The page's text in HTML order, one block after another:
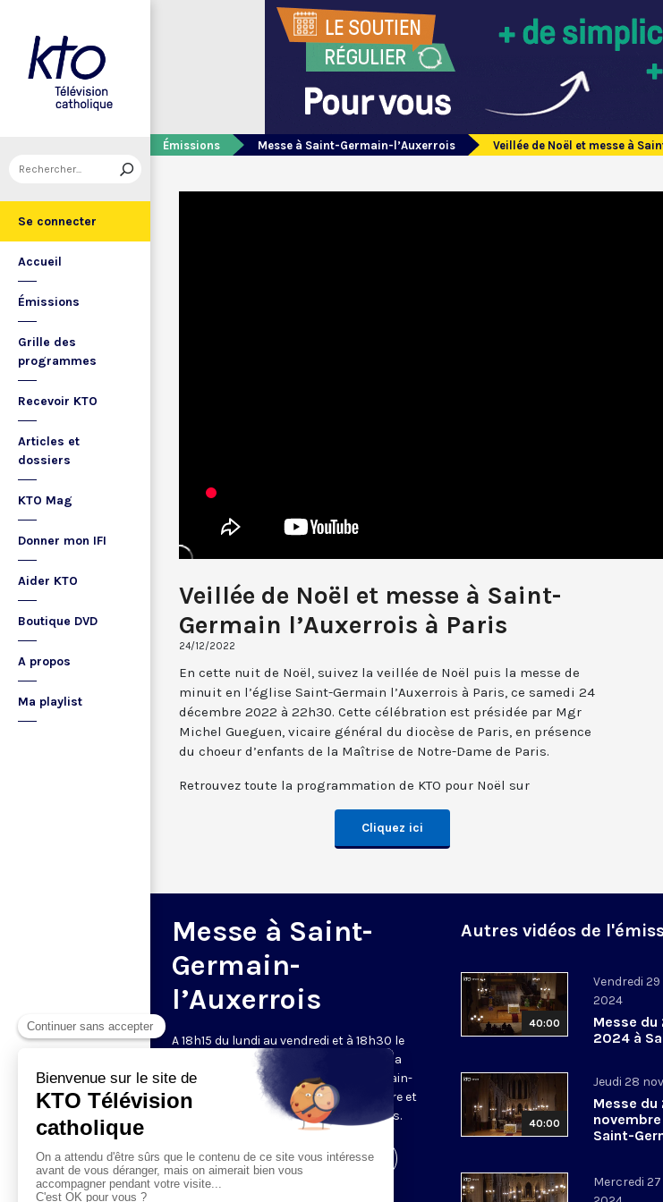
Se connecter
Accueil
Émissions
Grille des
programmes
Recevoir KTO
Articles et
dossiers
KTO Mag
Donner mon IFI
Aider KTO
Boutique DVD
A propos
Ma playlist
Émissions Messe à Saint-Germain-l’Auxerrois Veillée de Noël et messe à
Veillée de Noël et messe à Saint-
Germain l’Auxerrois à Paris
24/12/2022
En cette nuit de Noël, suivez la veillée de Noël puis la messe de
minuit en l’église Saint-Germain l’Auxerrois à Paris, ce samedi 24
décembre 2022 à 22h30. Cette célébration est présidée par Mgr
Michel Gueguen, vicaire général du diocèse de Paris, en présence
du choeur d’enfants de la Maîtrise de Notre-Dame de Paris.
Retrouvez toute la programmation de KTO pour Noël sur
Cliquez ici
Messe à Saint-
Germain-
l’Auxerrois
A 18h15 du lundi au vendredi et à 18h30 le
samedi et dimanche, KTO retransmet la
messe en direct de l'église Saint-Germain-
l'Auxerrois, grâce au recteur archiprêtre et
aux chapelains de Notre-Dame de Paris.
Visiter la page de l'émission
Autres vidéos de
40:00
Vendredi
2024
Messe du
2024 à
40:00
Jeudi 28
Messe du
Saint-
Mercredi